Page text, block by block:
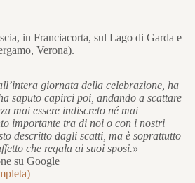
in Franciacorta, sul Lago di Garda e
Verona).
giornata della celebrazione, ha
saputo capirci poi, andando a scattare
mai essere indiscreto né mai
importante tra di noi o con i nostri
descritto dagli scatti, ma è soprattutto
che regala ai suoi sposi.»
su Google